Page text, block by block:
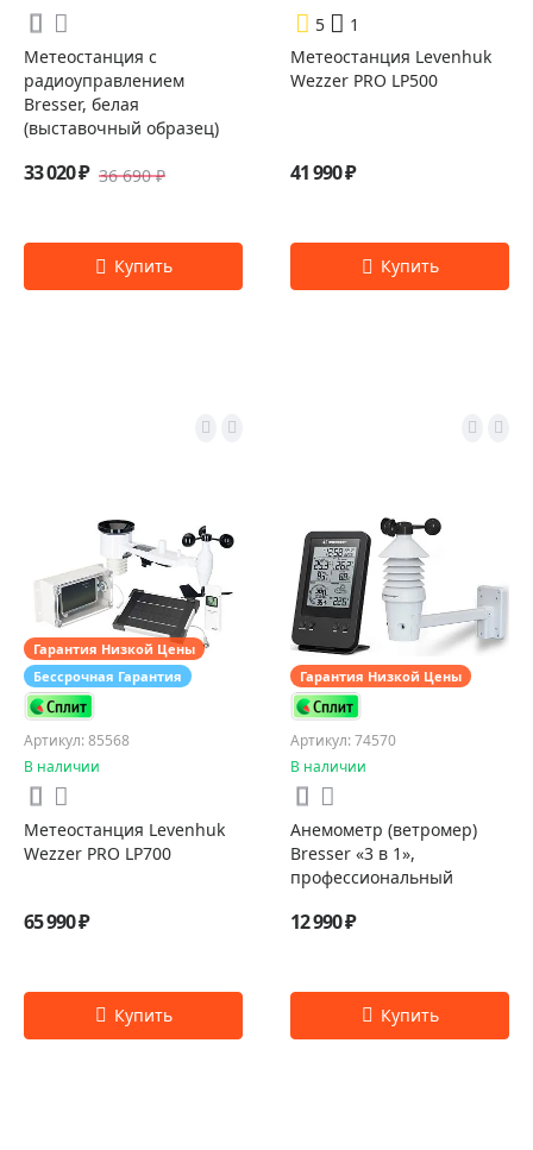
Метеостанция с
радиоуправлением
Bresser, белая
(выставочный образец)
33 020 ₽ 36 690 ₽
5
1
Метеостанция Levenhuk
Wezzer PRO LP500
41 990 ₽
Гарантия Низкой Цены
Бессрочная Гарантия
Артикул: 85568
В наличии
Метеостанция Levenhuk
Wezzer PRO LP700
65 990 ₽
Гарантия Низкой Цены
Артикул: 74570
В наличии
Анемометр (ветромер)
Bresser «3 в 1»,
профессиональный
12 990 ₽